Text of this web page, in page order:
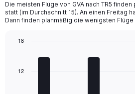
categories.
The
chart
displaying
Die meisten Flüge von GVA nach TR5
statt (im Durchschnitt 15). An einen Freitag
Dann finden planmäßig die wenigsten
with
12
18